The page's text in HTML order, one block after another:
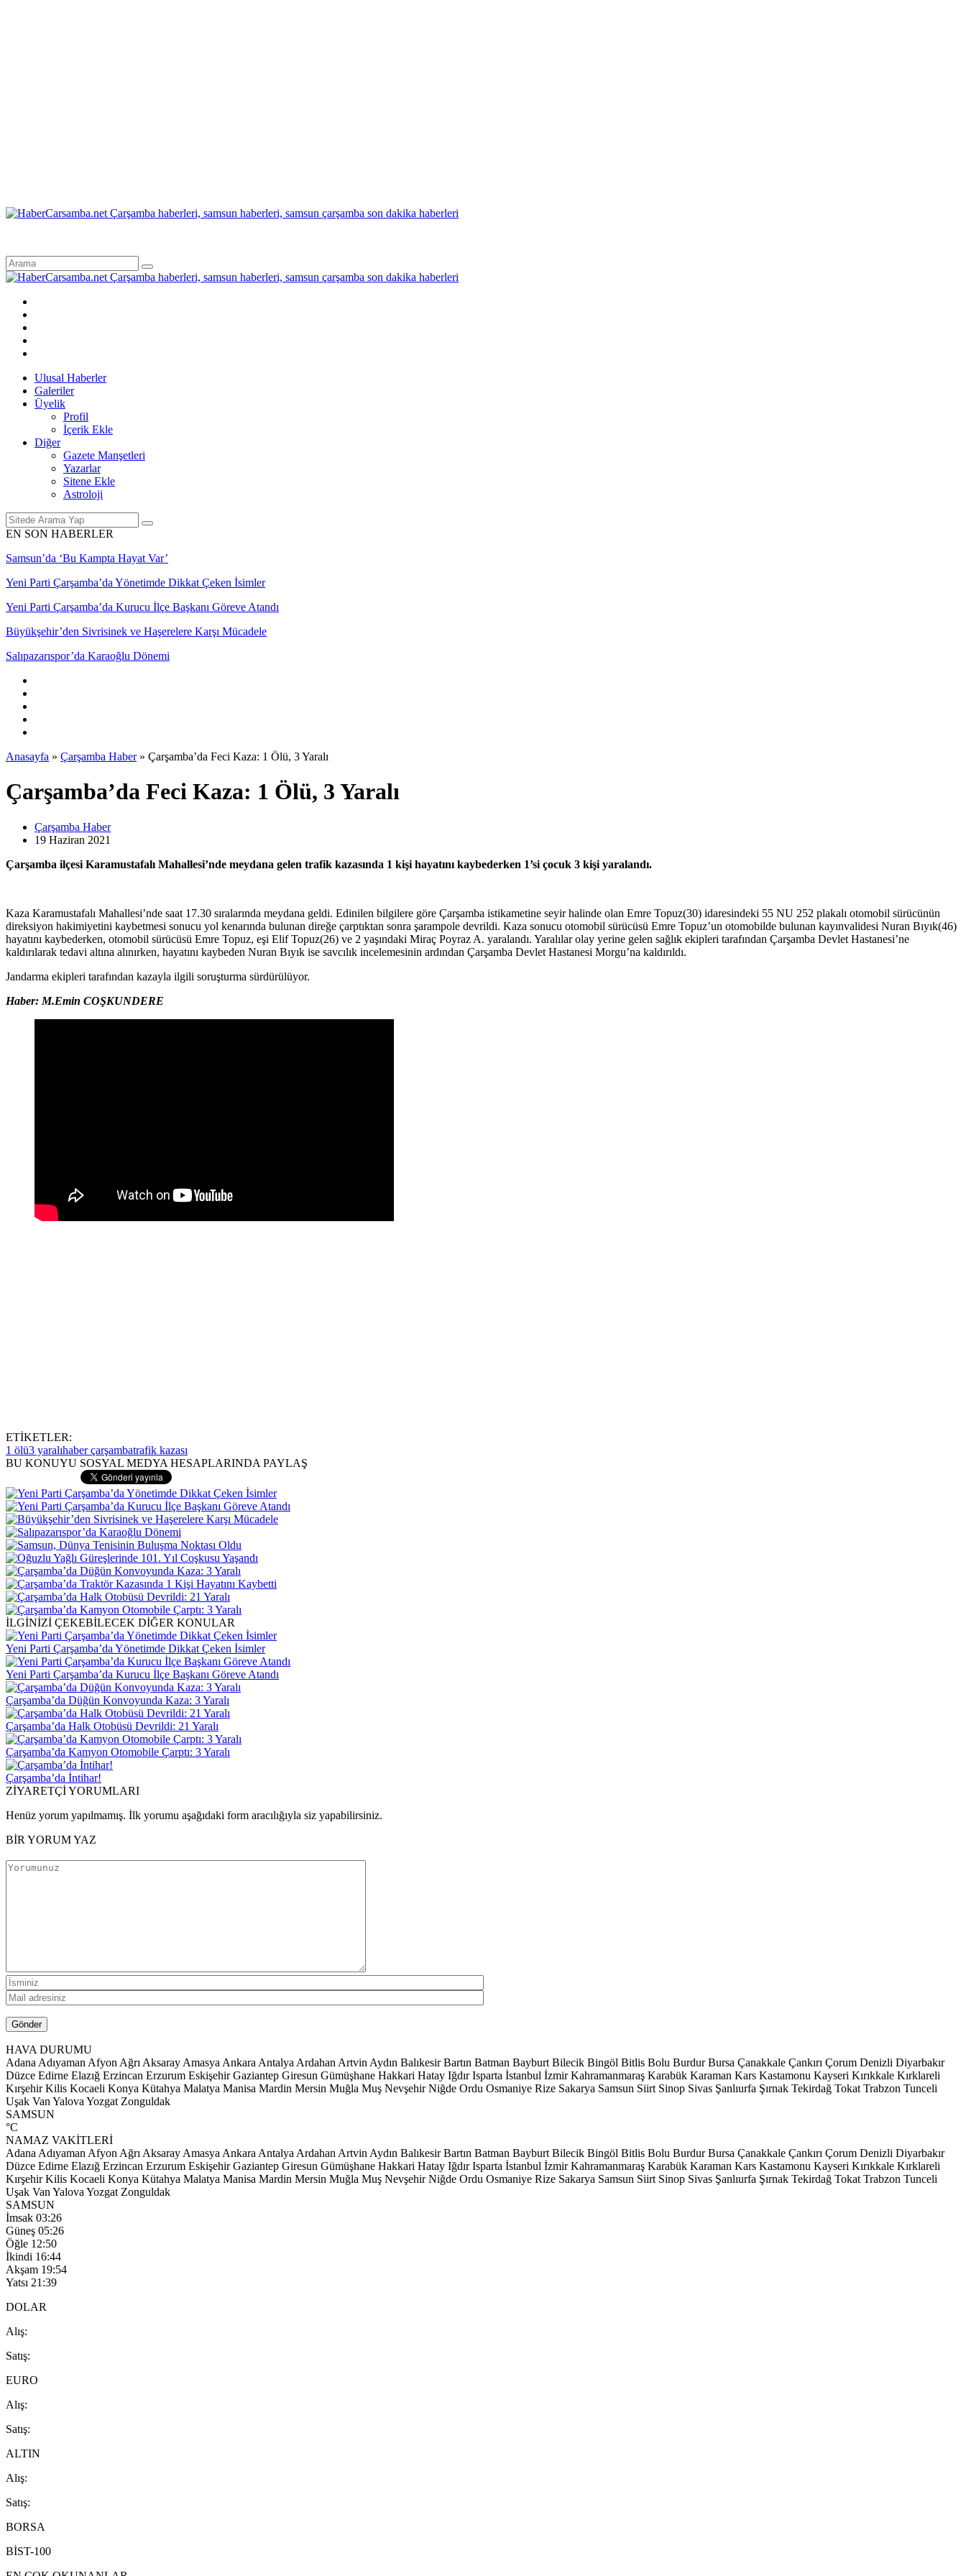
Ulusal Haberler
Galeriler
Üyelik
Profil
İçerik Ekle
Diğer
Gazete Manşetleri
Yazarlar
Sitene Ekle
Astroloji
EN SON HABERLER
Samsun’da ‘Bu Kampta Hayat Var’
Yeni Parti Çarşamba’da Yönetimde Dikkat Çeken İsimler
Yeni Parti Çarşamba’da Kurucu İlçe Başkanı Göreve Atandı
Büyükşehir’den Sivrisinek ve Haşerelere Karşı Mücadele
Salıpazarıspor’da Karaoğlu Dönemi
Anasayfa » Çarşamba Haber » Çarşamba’da Feci Kaza: 1 Ölü, 3 Yaralı
Çarşamba’da Feci Kaza: 1 Ölü, 3 Yaralı
Çarşamba Haber
19 Haziran 2021
Çarşamba ilçesi Karamustafalı Mahallesi’nde meydana gelen trafik kazasında 1 kişi hayatını kaybederken 1’si çocuk 3 kişi yaralandı.
Kaza Karamustafalı Mahallesi’nde saat 17.30 sıralarında meydana geldi. Edinilen bilgilere göre Çarşamba istikametine seyir halinde olan Emre Topuz(30) idaresindeki 55 NU 252 plakalı otomobil sürücünün
direksiyon hakimiyetini kaybetmesi sonucu yol kenarında bulunan direğe çarptıktan sonra şarampole devrildi. Kaza sonucu otomobil sürücüsü Emre Topuz’un otomobilde bulunan kayınvalidesi Nuran Bıyık(46)
hayatını kaybederken, otomobil sürücüsü Emre Topuz, eşi Elif Topuz(26) ve 2 yaşındaki Miraç Poyraz A. yaralandı. Yaralılar olay yerine gelen sağlık ekipleri tarafından Çarşamba Devlet Hastanesi’ne
kaldırılarak tedavi altına alınırken, hayatını kaybeden Nuran Bıyık ise savcılık incelemesinin ardından Çarşamba Devlet Hastanesi Morgu’na kaldırıldı.
Jandarma ekipleri tarafından kazayla ilgili soruşturma sürdürülüyor.
Haber: M.Emin COŞKUNDERE
ETİKETLER:
1 ölü3 yaralıhaber çarşambatrafik kazası
BU KONUYU SOSYAL MEDYA HESAPLARINDA PAYLAŞ
İLGİNİZİ ÇEKEBİLECEK DİĞER KONULAR
Yeni Parti Çarşamba’da Yönetimde Dikkat Çeken İsimler
Yeni Parti Çarşamba’da Kurucu İlçe Başkanı Göreve Atandı
Çarşamba’da Düğün Konvoyunda Kaza: 3 Yaralı
Çarşamba’da Halk Otobüsü Devrildi: 21 Yaralı
Çarşamba’da Kamyon Otomobile Çarptı: 3 Yaralı
Çarşamba’da İntihar!
ZİYARETÇİ YORUMLARI
Henüz yorum yapılmamış. İlk yorumu aşağıdaki form aracılığıyla siz yapabilirsiniz.
BİR YORUM YAZ
HAVA DURUMU
Adana Adıyaman Afyon Ağrı Aksaray Amasya Ankara Antalya Ardahan Artvin Aydın Balıkesir Bartın Batman Bayburt Bilecik Bingöl Bitlis Bolu Burdur Bursa Çanakkale Çankırı Çorum Denizli Diyarbakır
Düzce Edirne Elazığ Erzincan Erzurum Eskişehir Gaziantep Giresun Gümüşhane Hakkari Hatay Iğdır Isparta İstanbul İzmir Kahramanmaraş Karabük Karaman Kars Kastamonu Kayseri Kırıkkale Kırklareli
Kırşehir Kilis Kocaeli Konya Kütahya Malatya Manisa Mardin Mersin Muğla Muş Nevşehir Niğde Ordu Osmaniye Rize Sakarya Samsun Siirt Sinop Sivas Şanlıurfa Şırnak Tekirdağ Tokat Trabzon Tunceli
Uşak Van Yalova Yozgat Zonguldak
SAMSUN
°C
NAMAZ VAKİTLERİ
Adana Adıyaman Afyon Ağrı Aksaray Amasya Ankara Antalya Ardahan Artvin Aydın Balıkesir Bartın Batman Bayburt Bilecik Bingöl Bitlis Bolu Burdur Bursa Çanakkale Çankırı Çorum Denizli Diyarbakır
Düzce Edirne Elazığ Erzincan Erzurum Eskişehir Gaziantep Giresun Gümüşhane Hakkari Hatay Iğdır Isparta İstanbul İzmir Kahramanmaraş Karabük Karaman Kars Kastamonu Kayseri Kırıkkale Kırklareli
Kırşehir Kilis Kocaeli Konya Kütahya Malatya Manisa Mardin Mersin Muğla Muş Nevşehir Niğde Ordu Osmaniye Rize Sakarya Samsun Siirt Sinop Sivas Şanlıurfa Şırnak Tekirdağ Tokat Trabzon Tunceli
Uşak Van Yalova Yozgat Zonguldak
SAMSUN
İmsak 03:26
Güneş 05:26
Öğle 12:50
İkindi 16:44
Akşam 19:54
Yatsı 21:39
DOLAR
Alış:
Satış:
EURO
Alış:
Satış:
ALTIN
Alış:
Satış:
BORSA
BİST-100